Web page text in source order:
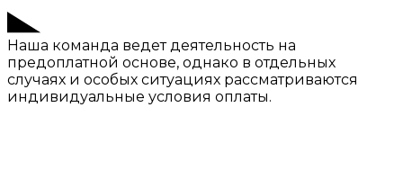
Наша команда ведет деятельность на
предоплатной основе, однако в отдельных
случаях и особых ситуациях рассматриваются
индивидуальные условия оплаты.